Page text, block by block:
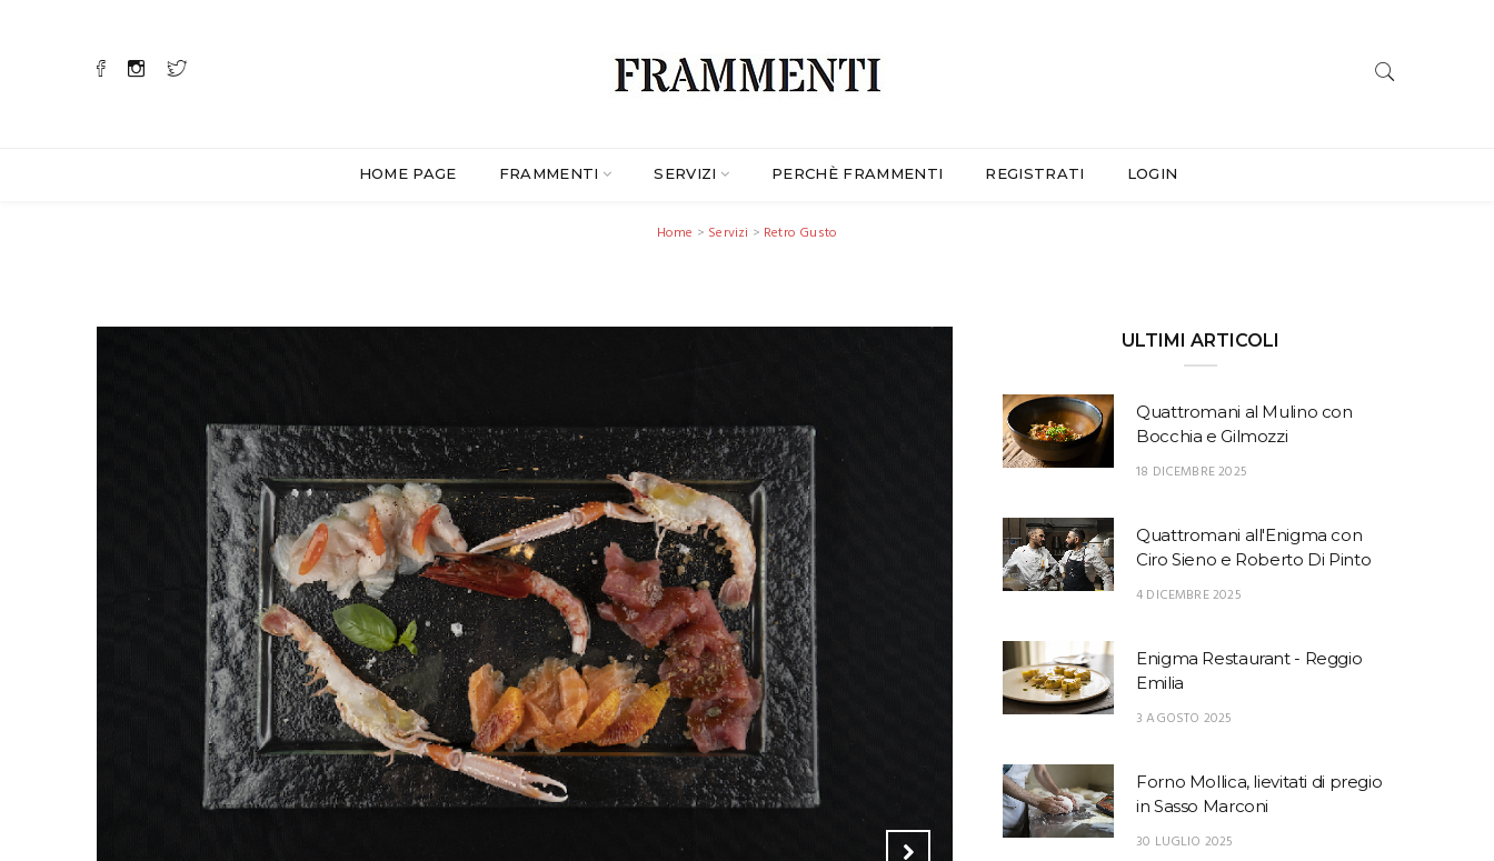
HOME PAGE FRAMMENTI SERVIZI PERCHÈ FRAMMENTI REGISTRATI LOGIN
Home > Servizi > Retro Gusto
ULTIMI ARTICOLI
Quattromani al Mulino con
Bocchia e Gilmozzi
18 DICEMBRE 2025
Quattromani all'Enigma con
Ciro Sieno e Roberto Di Pinto
4 DICEMBRE 2025
Enigma Restaurant - Reggio
Emilia
3 AGOSTO 2025
Forno Mollica, lievitati di pregio
in Sasso Marconi
30 LUGLIO 2025